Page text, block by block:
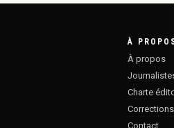
À
À propos
Charte
Corrections
Contact